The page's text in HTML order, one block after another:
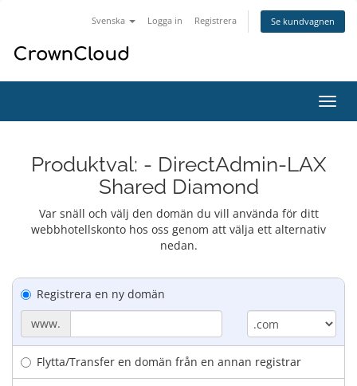
Svenska Logga in Registrera Se kundvagnen
Växla
Produktval: - DirectAdmin-LAX
Shared Diamond
Var snäll och välj den domän du vill använda för ditt
webbhotellskonto hos oss genom att välja ett alternativ
nedan.
Registrera en ny domän
www.
Flytta/Transfer en domän från en annan registrar